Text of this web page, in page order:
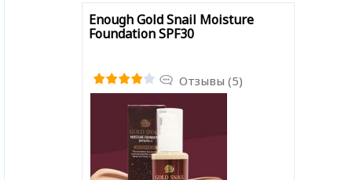
Enough Gold Snail Moisture
Foundation SPF30
Отзывы (5)